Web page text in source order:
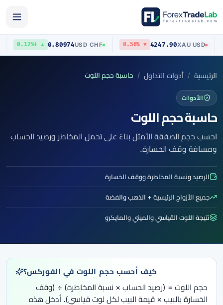
XAU/USD
4247.90
▼ 0.56%
USD/CHF
0.80974
▲ +0.12%
الرئيسية أدوات التداول حاسبة حجم اللوت
الأدوات
حاسبة حجم اللوت
احسب حجم الصفقة الأمثل بناءً على تحمل المخاطر ورصيد الحساب
ومسافة وقف الخسارة.
الرصيد ونسبة المخاطرة ووقف الخسارة
جميع الأزواج الرئيسية + الذهب والفضة
نتيجة اللوت القياسي والميني والمايكرو
كيف أحسب حجم اللوت في الفوركس؟
حجم اللوت = (رصيد الحساب × نسبة المخاطرة) ÷ (وقف
الخسارة بالبيب × قيمة البيب لكل لوت قياسي). أدخل هذه